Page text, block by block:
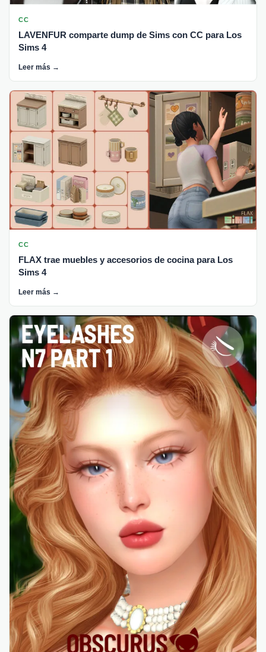
CC
LAVENFUR comparte dump de Sims con CC para Los
Sims 4
Leer más →
CC
FLAX trae muebles y accesorios de cocina para Los
Sims 4
Leer más →